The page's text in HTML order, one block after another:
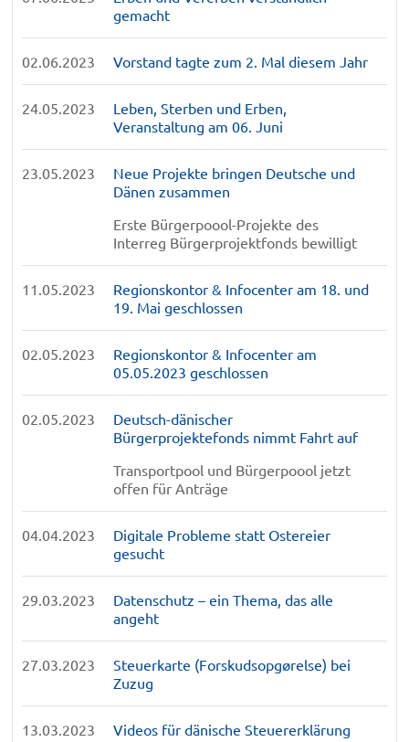
gemacht
02.06.2023 Vorstand tagte zum 2. Mal diesem Jahr
24.05.2023
Leben, Sterben und Erben,
Veranstaltung am 06. Juni
23.05.2023
Neue Projekte bringen Deutsche und
Dänen zusammen
Erste Bürgerpoool-Projekte des
Interreg Bürgerprojektfonds bewilligt
11.05.2023
Regionskontor & Infocenter am 18. und
19. Mai geschlossen
02.05.2023
Regionskontor & Infocenter am
05.05.2023 geschlossen
02.05.2023
Deutsch-dänischer
Bürgerprojektefonds nimmt Fahrt auf
Transportpool und Bürgerpoool jetzt
offen für Anträge
04.04.2023
Digitale Probleme statt Ostereier
gesucht
29.03.2023
Datenschutz – ein Thema, das alle
angeht
27.03.2023
Steuerkarte (Forskudsopgørelse) bei
Zuzug
13.03.2023
Videos für dänische Steuererklärung